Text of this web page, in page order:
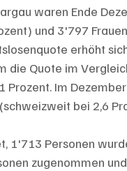
waren Ende
und 3'797
erhöht
die Quote im
Prozent. Im
bei 2,6
1'713 Personen
zugenommen